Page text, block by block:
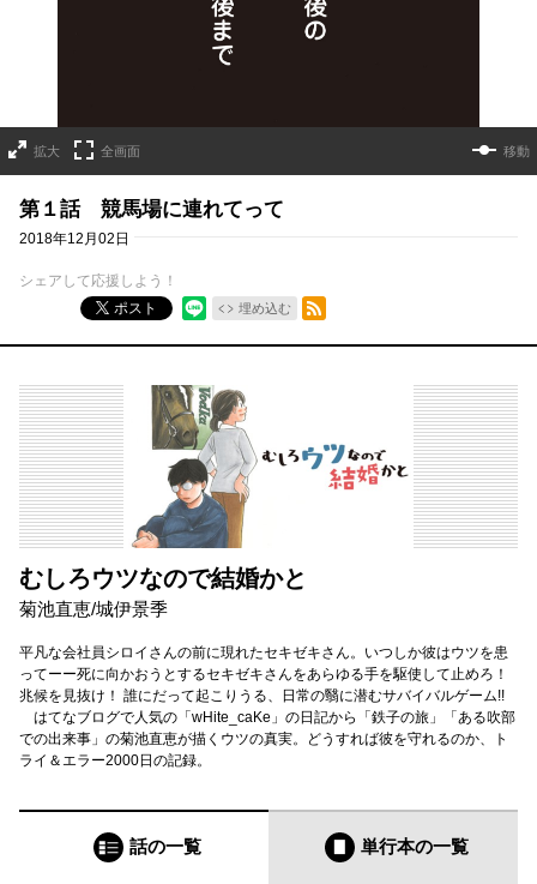
拡大 全画面 移動
第１話 競馬場に連れてって
2018年12月02日
シェアして応援しよう！
ポスト
埋め込む
RSSフィード
むしろウツなので結婚かと
菊池直恵/城伊景季
平凡な会社員シロイさんの前に現れたセキゼキさん。いつしか彼はウツを患
ってーー死に向かおうとするセキゼキさんをあらゆる手を駆使して止めろ！
兆候を見抜け！ 誰にだって起こりうる、日常の翳に潜むサバイバルゲーム!!
はてなブログで人気の「wHite_caKe」の日記から「鉄子の旅」「ある吹部
での出来事」の菊池直恵が描くウツの真実。どうすれば彼を守れるのか、ト
ライ＆エラー2000日の記録。
話の一覧 単行本の一覧